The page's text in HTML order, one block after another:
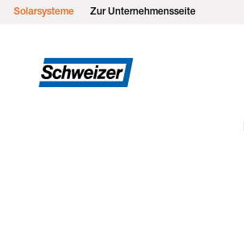
Solarsysteme Zur Unternehmensseite